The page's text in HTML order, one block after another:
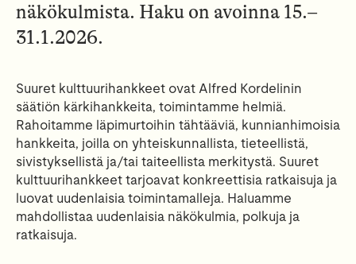
näkökulmista. Haku on avoinna 15.–
31.1.2026.
Suuret kulttuurihankkeet ovat Alfred Kordelinin
säätiön kärkihankkeita, toimintamme helmiä.
Rahoitamme läpimurtoihin tähtääviä, kunnianhimoisia
hankkeita, joilla on yhteiskunnallista, tieteellistä,
sivistyksellistä ja/tai taiteellista merkitystä. Suuret
kulttuurihankkeet tarjoavat konkreettisia ratkaisuja ja
luovat uudenlaisia toimintamalleja. Haluamme
mahdollistaa uudenlaisia näkökulmia, polkuja ja
ratkaisuja.